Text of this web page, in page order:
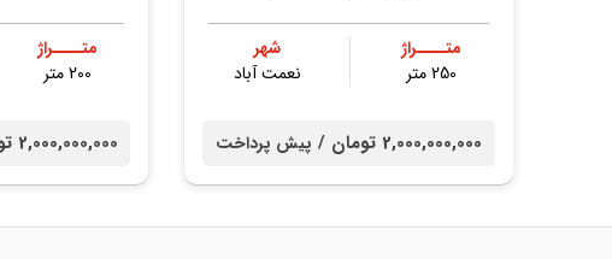
متــــراژ
250 متر
شهر
نعمت آباد
2,000,000,000 تومان / پیش پرداخت
متــــراژ
200 متر
2,000,000,000 تومان /